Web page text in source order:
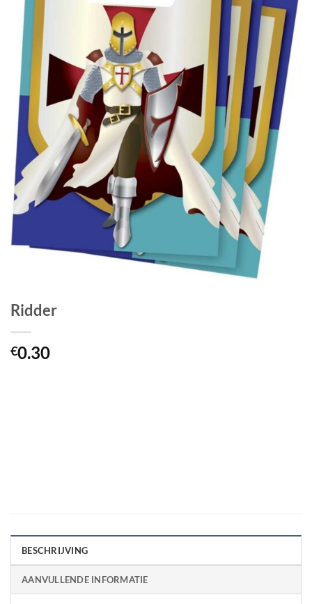
Ridder
€0.30
BESCHRIJVING
AANVULLENDE INFORMATIE